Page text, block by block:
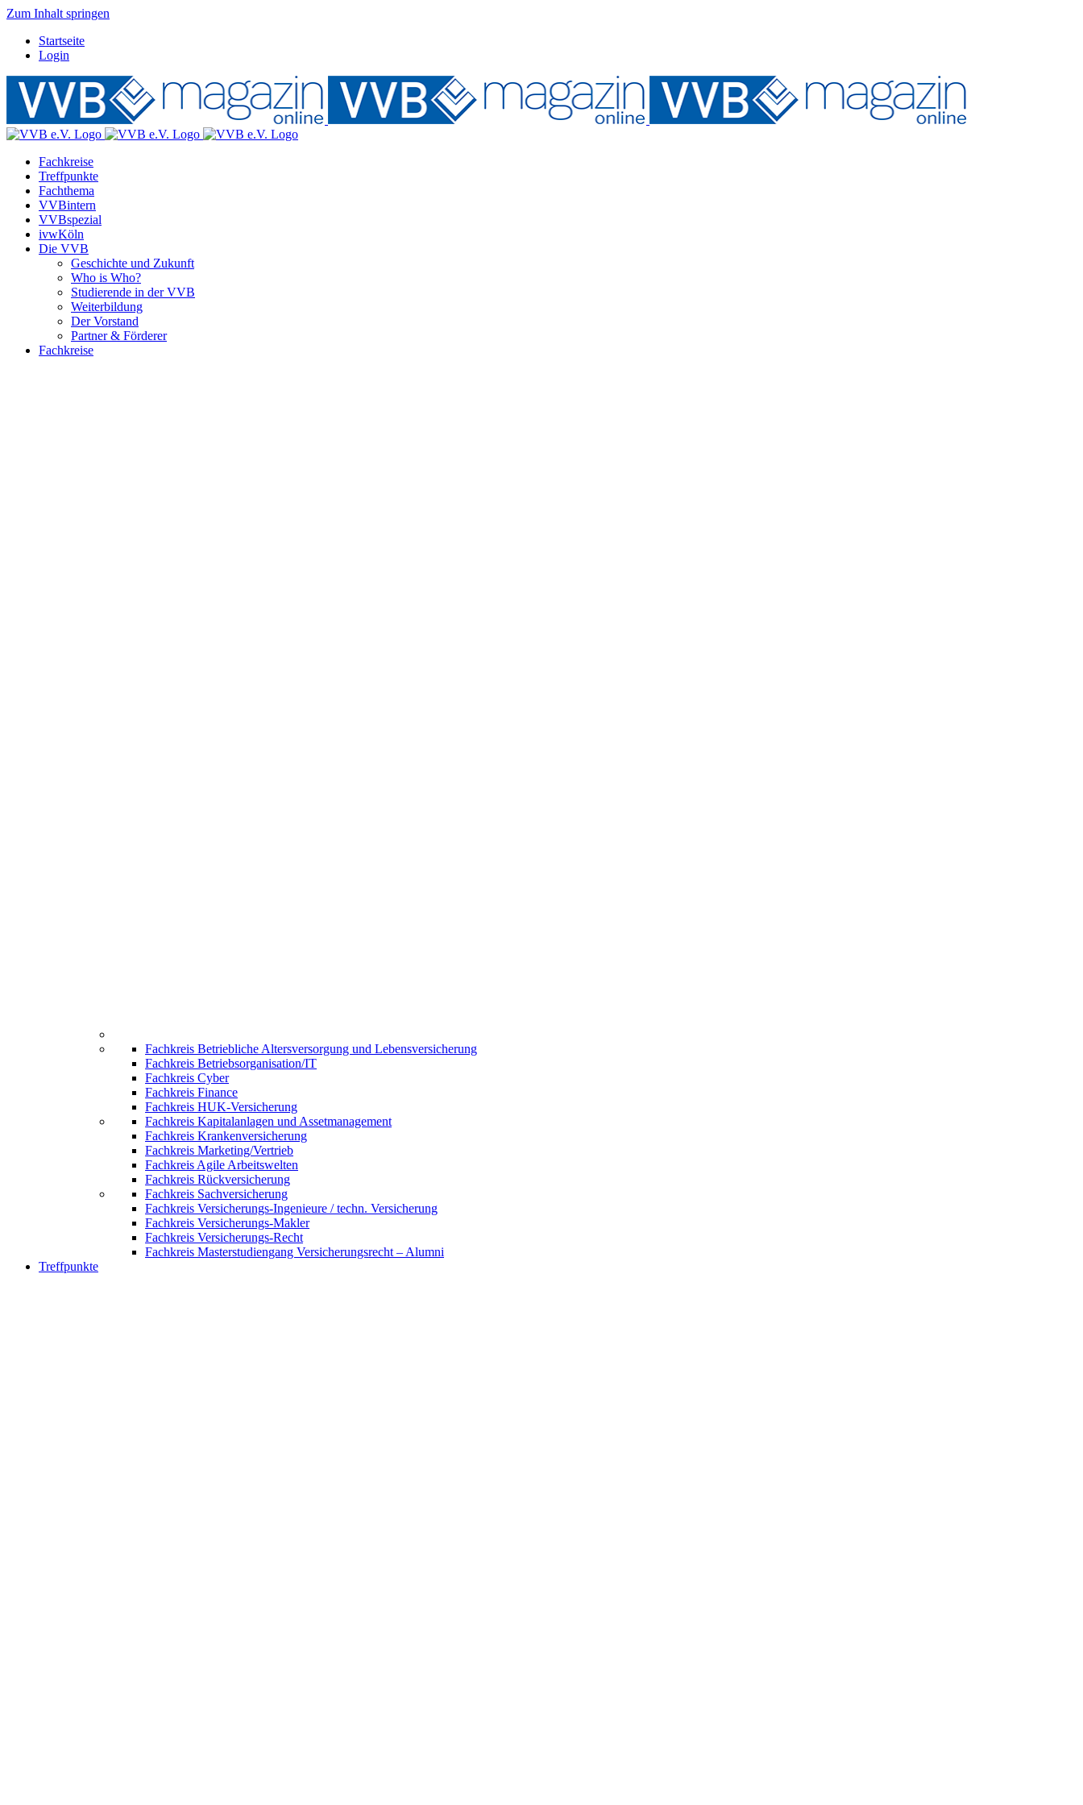
Zum Inhalt springen
Startseite
Login
Fachkreise
Treffpunkte
Fachthema
VVBintern
VVBspezial
ivwKöln
Die VVB
Geschichte und Zukunft
Who is Who?
Studierende in der VVB
Weiterbildung
Der Vorstand
Partner & Förderer
Fachkreise
Fachkreis Betriebliche Altersversorgung und Lebensversicherung
Fachkreis Betriebsorganisation/IT
Fachkreis Cyber
Fachkreis Finance
Fachkreis HUK-Versicherung
Fachkreis Kapitalanlagen und Assetmanagement
Fachkreis Krankenversicherung
Fachkreis Marketing/Vertrieb
Fachkreis Agile Arbeitswelten
Fachkreis Rückversicherung
Fachkreis Sachversicherung
Fachkreis Versicherungs-Ingenieure / techn. Versicherung
Fachkreis Versicherungs-Makler
Fachkreis Versicherungs-Recht
Fachkreis Masterstudiengang Versicherungsrecht – Alumni
Treffpunkte